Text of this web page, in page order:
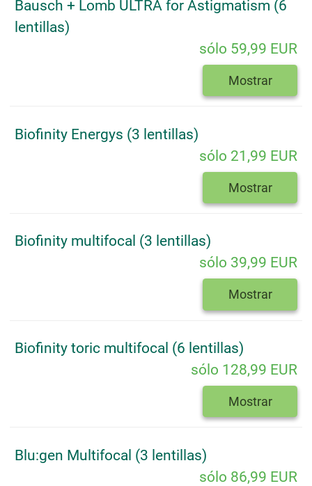
Bausch + Lomb ULTRA for Astigmatism (6
lentillas)
sólo 59,99 EUR
Mostrar
Biofinity Energys (3 lentillas)
sólo 21,99 EUR
Mostrar
Biofinity multifocal (3 lentillas)
sólo 39,99 EUR
Mostrar
Biofinity toric multifocal (6 lentillas)
sólo 128,99 EUR
Mostrar
Blu:gen Multifocal (3 lentillas)
sólo 86,99 EUR